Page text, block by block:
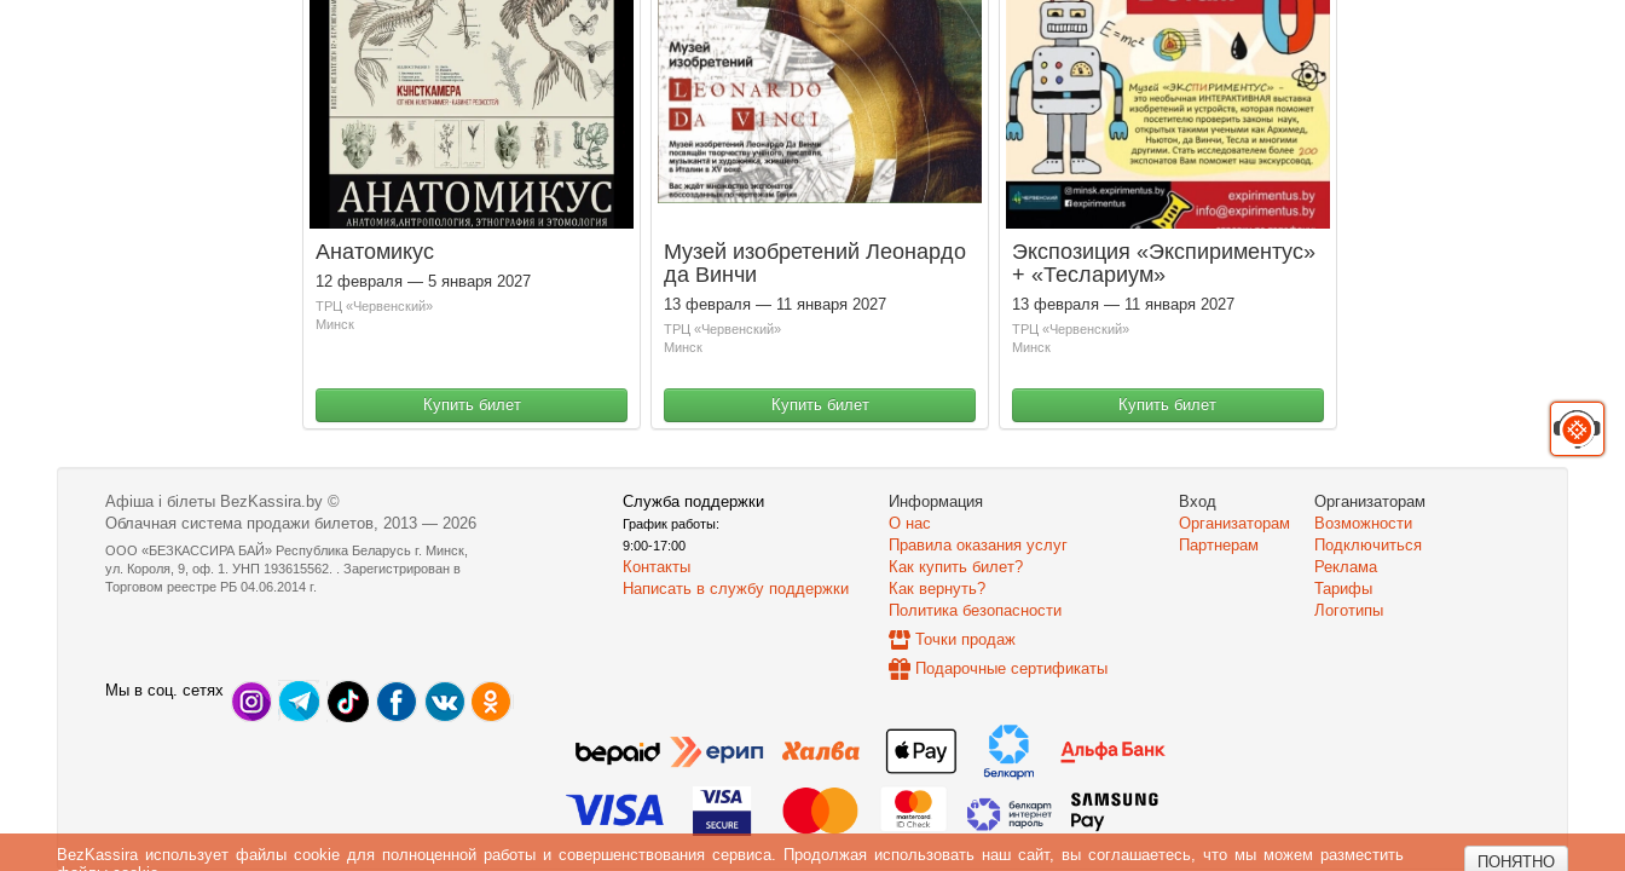
BezKassira использует файлы cookie для полноценной работы и совершенствования сервиса. Продолжая использовать наш сайт, вы соглашаетесь, что мы можем разместить
ПОНЯТНО
Анатомикус
12 февраля — 5 января 2027
ТРЦ «Червенский»
Минск
Купить билет
Музей изобретений Леонардо
да Винчи
13 февраля — 11 января 2027
ТРЦ «Червенский»
Минск
Купить билет
Экспозиция «Экспириментус»
+ «Теслариум»
13 февраля — 11 января 2027
ТРЦ «Червенский»
Минск
Купить билет
Афіша і білеты BezKassira.by ©
Облачная система продажи билетов, 2013 — 2026
ООО «БЕЗКАССИРА БАЙ» Республика Беларусь г. Минск,
ул. Короля, 9, оф. 1. УНП 193615562. . Зарегистрирован в
Торговом реестре РБ 04.06.2014 г.
Служба поддержки
График работы:
9:00-17:00
Контакты
Написать в службу поддержки
Информация
О нас
Правила оказания услуг
Как купить билет?
Как вернуть?
Политика безопасности
Точки продаж
Подарочные сертификаты
Вход
Организаторам
Партнерам
Организаторам
Возможности
Подключиться
Реклама
Тарифы
Логотипы
Мы в соц. сетях